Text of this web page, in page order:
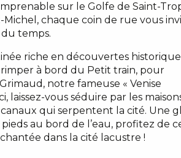
sur le Golfe de Saint-
Michel, chaque coin de rue vous
temps.
riche en découvertes
à bord du Petit train, pour
notre fameuse « Venise
laissez-vous séduire par les
qui serpentent la cité. Une
pieds au bord de l’eau, profitez de
dans la cité lacustre !